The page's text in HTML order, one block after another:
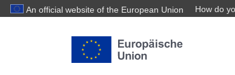
An official website of the European Union How do